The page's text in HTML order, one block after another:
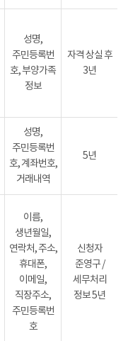
성명,
주민등록번
호, 부양가족
정보
자격 상실 후
3년
성명,
주민등록번
호, 계좌번호,
거래내역
5년
이름,
생년월일,
연락처, 주소,
휴대폰,
이메일,
직장주소,
주민등록번
호
신청자
준영구 /
세무처리
정보 5년